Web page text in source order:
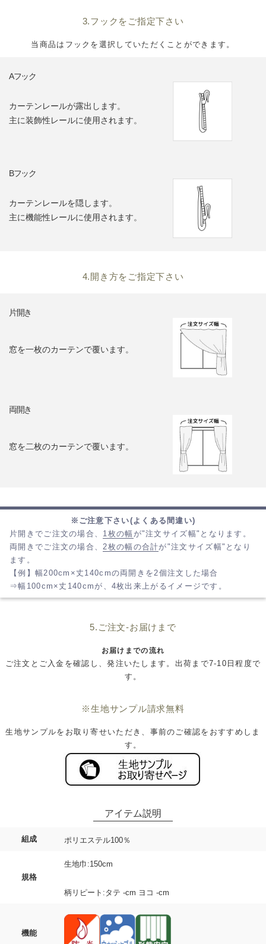
組成 ポリエステル100％
規格
生地巾:150cm
柄リピート:タテ -cm ヨコ -cm
機能
3.フックをご指定下さい
当商品はフックを選択していただくことができます。
Aフック
カーテンレールが露出します。
主に装飾性レールに使用されます。
Bフック
カーテンレールを隠します。
主に機能性レールに使用されます。
4.開き方をご指定下さい
片開き
窓を一枚のカーテンで覆います。
両開き
窓を二枚のカーテンで覆います。
※ご注意下さい(よくある間違い)
片開きでご注文の場合、 1枚の幅 が"注文サイズ幅"となります。
両開きでご注文の場合、 2枚の幅の合計が"注文サイズ幅"となり
ます。
【例】幅200cm×丈140cmの両開きを2個注文した場合
⇒幅100cm×丈140cmが、4枚出来上がるイメージです。
5.ご注文-お届けまで
お届けまでの流れ
ご注文とご入金を確認し、発注いたします。出荷まで7-10日程度で
す。
※生地サンプル請求無料
生地サンプルをお取り寄せいただき、事前のご確認をおすすめしま
す。